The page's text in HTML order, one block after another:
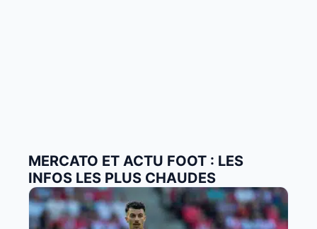
MERCATO ET ACTU FOOT : LES
INFOS LES PLUS CHAUDES